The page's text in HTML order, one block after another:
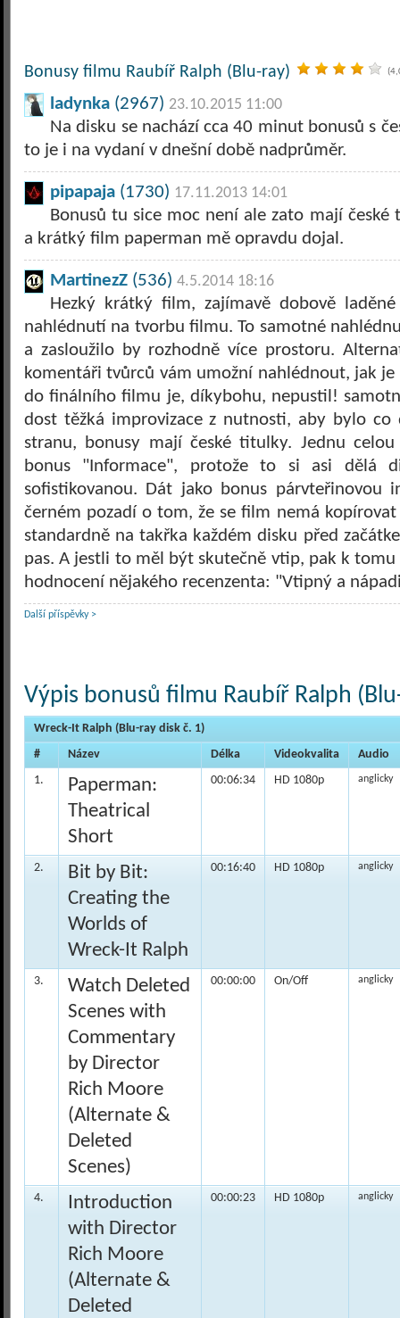
Bonusy filmu Raubíř Ralph (Blu-ray)
ladynka (2967) 23.10.2015 11:00
Na disku se nachází cca 40 minut bonusů s
to je i na vydaní v dnešní době nadprůměr.
pipapaja (1730) 17.11.2013 14:01
Bonusů tu sice moc není ale zato mají
a krátký film paperman mě opravdu dojal.
MartinezZ (536) 4.5.2014 18:16
Hezký krátký film, zajímavě dobově
nahlédnutí na tvorbu filmu. To samotné
a zasloužilo by rozhodně více prostoru.
komentáři tvůrců vám umožní nahlédnout, jak
do finálního filmu je, díkybohu, nepustil!
dost těžká improvizace z nutnosti, aby bylo
stranu, bonusy mají české titulky. Jednu
bonus "Informace", protože to si asi dělá
sofistikovanou. Dát jako bonus párvteřinovou
černém pozadí o tom, že se film nemá
standardně na takřka každém disku před
pas. A jestli to měl být skutečně vtip, pak k tomu
hodnocení nějakého recenzenta: "Vtipný a
Další příspěvky >
Výpis bonusů filmu Raubíř Ralph
Wreck-It Ralph (Blu-ray disk č. 1)
#
Název Délka Videokvalita
Audio
1.
Paperman:
Theatrical
Short
00:06:34 HD 1080p anglicky
2.
Bit by Bit:
Creating the
Worlds of
Wreck-It Ralph
00:16:40 HD 1080p anglicky
3.
Watch Deleted
Scenes with
Commentary
by Director
Rich Moore
(Alternate &
Deleted
Scenes)
00:00:00 On/Off anglicky
4.
Introduction
with Director
Rich Moore
(Alternate &
Deleted
00:00:23 HD 1080p anglicky